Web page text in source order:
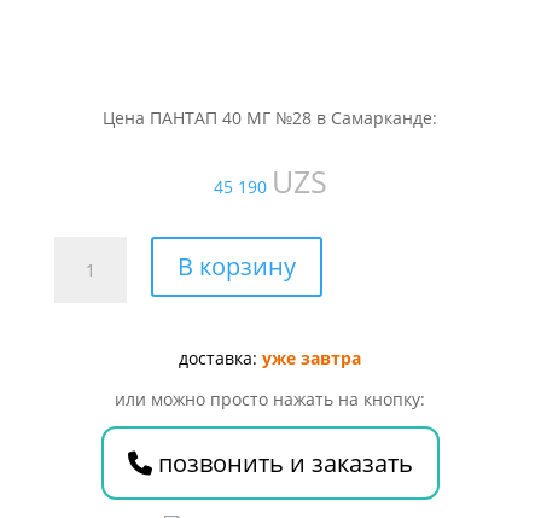
Цена ПАНТАП 40 МГ №28 в Самарканде:
45 190 UZS
товара
В корзину
доставка:уже завтра
или можно просто нажать на кнопку:
позвонить и заказать